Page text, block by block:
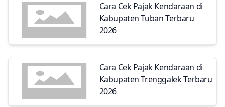
Cara Cek Pajak Kendaraan di
Kabupaten Tuban Terbaru
2026
Cara Cek Pajak Kendaraan di
Kabupaten Trenggalek Terbaru
2026